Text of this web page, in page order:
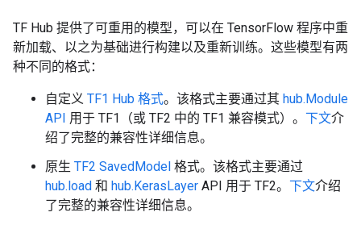
TF Hub 提供了可重用的模型，可以在 TensorFlow 程序中重
新加载、以之为基础进行构建以及重新训练。这些模型有两
种不同的格式：
自定义 TF1 Hub 格式。该格式主要通过其 hub.Module
API 用于 TF1（或 TF2 中的 TF1 兼容模式）。 下文介
绍了完整的兼容性详细信息。
原生 TF2 SavedModel 格式。该格式主要通过
hub.load 和 hub.KerasLayer API 用于 TF2。 下文介绍
了完整的兼容性详细信息。